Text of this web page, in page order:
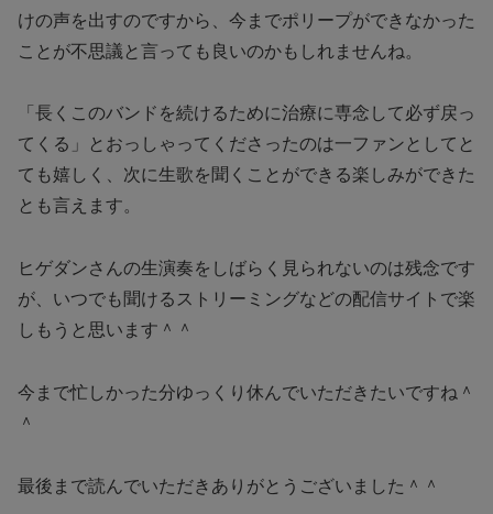
けの声を出すのですから、今までポリープができなかった
ことが不思議と言っても良いのかもしれませんね。
「長くこのバンドを続けるために治療に専念して必ず戻っ
てくる」とおっしゃってくださったのは一ファンとしてと
ても嬉しく、次に生歌を聞くことができる楽しみができた
とも言えます。
ヒゲダンさんの生演奏をしばらく見られないのは残念です
が、いつでも聞けるストリーミングなどの配信サイトで楽
しもうと思います＾＾
今まで忙しかった分ゆっくり休んでいただきたいですね＾
＾
最後まで読んでいただきありがとうございました＾＾